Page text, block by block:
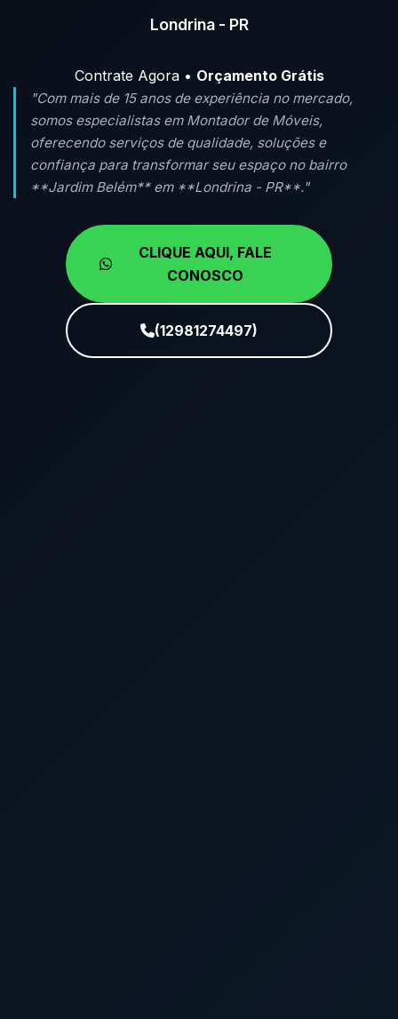
Londrina - PR
Contrate Agora • Orçamento Grátis
"Com mais de 15 anos de experiência no mercado,
somos especialistas em Montador de Móveis,
oferecendo serviços de qualidade, soluções e
confiança para transformar seu espaço no bairro
**Jardim Belém** em **Londrina - PR**."
CLIQUE AQUI, FALE
CONOSCO
(12981274497)